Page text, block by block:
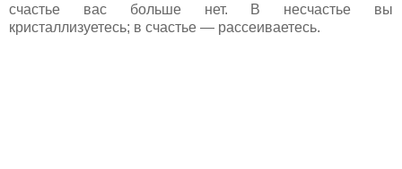
счастье вас больше нет. В несчастье вы
кристаллизуетесь; в счастье — рассеиваетесь.